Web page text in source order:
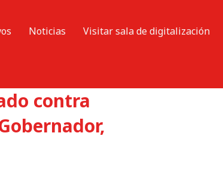
Noticias
Visitar sala de digitalización
contra